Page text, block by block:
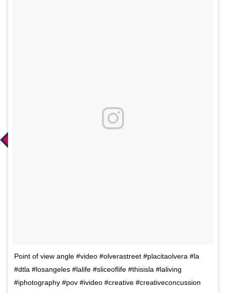
Point of view angle #video #olverastreet #placitaolvera #la
#dtla #losangeles #lalife #sliceoflife #thisisla #laliving
#iphotography #pov #ivideo #creative #creativeconcussion